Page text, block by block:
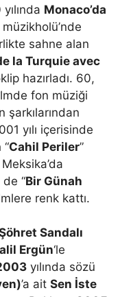
Monaco’da
müzikholü’nde
sahne alan
la Turquie avec
hazırladı. 60,
fon müziği
şarkılarından
yılı içerisinde
Cahil Periler”
“Bir Günah
renk kattı.
Sandalı
Ergün‘le
yılında sözü
’a ait Sen İste